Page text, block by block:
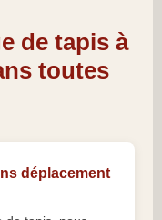
de tapis à
toutes
déplacement